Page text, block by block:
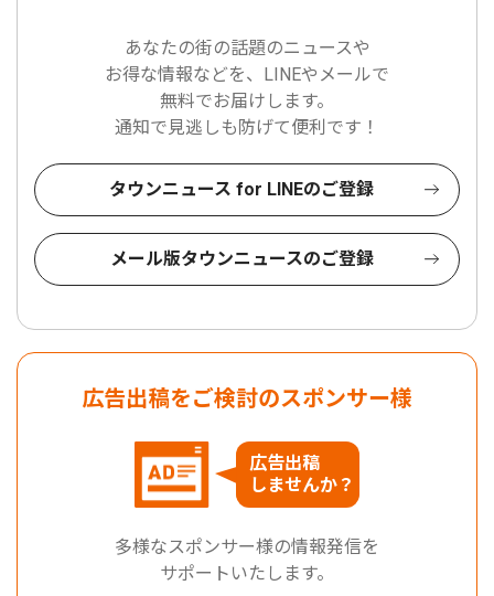
あなたの街の話題のニュースや
お得な情報などを、LINEやメールで
無料でお届けします。
通知で見逃しも防げて便利です！
タウンニュース for LINEのご登録
メール版タウンニュースのご登録
広告出稿をご検討のスポンサー様
広告出稿
しませんか？
多様なスポンサー様の情報発信を
サポートいたします。